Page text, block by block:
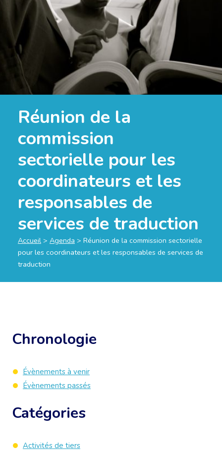
Réunion de la
commission
sectorielle pour les
coordinateurs et les
responsables de
services de traduction
Accueil > Agenda > Réunion de la commission sectorielle
pour les coordinateurs et les responsables de services de
traduction
Chronologie
Évènements à venir
Évènements passés
Catégories
Activités de tiers